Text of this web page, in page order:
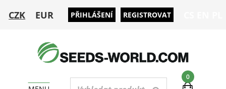
CZK EUR PŘIHLÁŠENÍ REGISTROVAT
0